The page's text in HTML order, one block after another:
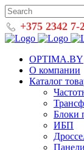
+375 2342
OPTIMA.BY
О компании
Каталог
Блоки
ИБП